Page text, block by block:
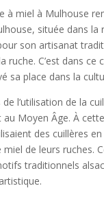
à miel à Mulhouse
située dans la
son artisanat
ruche. C’est dans ce
sa place dans la
l’utilisation de la
Moyen Âge. À
des cuillères
de leurs ruches.
traditionnels